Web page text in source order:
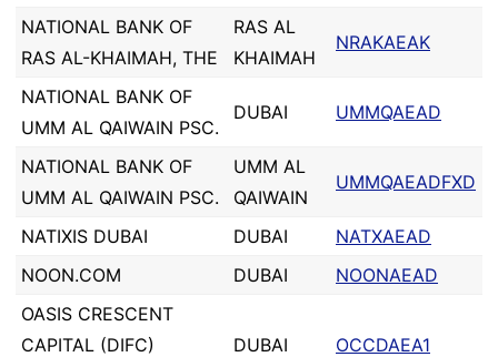
NATIONAL BANK OF
RAS AL-KHAIMAH, THE
RAS AL
KHAIMAH
NRAKAEAK
NATIONAL BANK OF
UMM AL QAIWAIN PSC.
DUBAI UMMQAEAD
NATIONAL BANK OF
UMM AL QAIWAIN PSC.
UMM AL
QAIWAIN
UMMQAEADFXD
NATIXIS DUBAI DUBAI
NATXAEAD
NOON.COM
DUBAI
NOONAEAD
OASIS CRESCENT
CAPITAL (DIFC)
DUBAI OCCDAEA1